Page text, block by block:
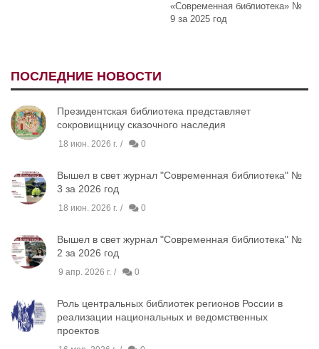
«Современная библиотека» №
9 за 2025 год
ПОСЛЕДНИЕ НОВОСТИ
Президентская библиотека представляет
сокровищницу сказочного наследия
18 июн. 2026 г. 0
Вышел в свет журнал "Современная библиотека" №
3 за 2026 год
18 июн. 2026 г. 0
Вышел в свет журнал "Современная библиотека" №
2 за 2026 год
9 апр. 2026 г. 0
Роль центральных библиотек регионов России в
реализации национальных и ведомственных
проектов